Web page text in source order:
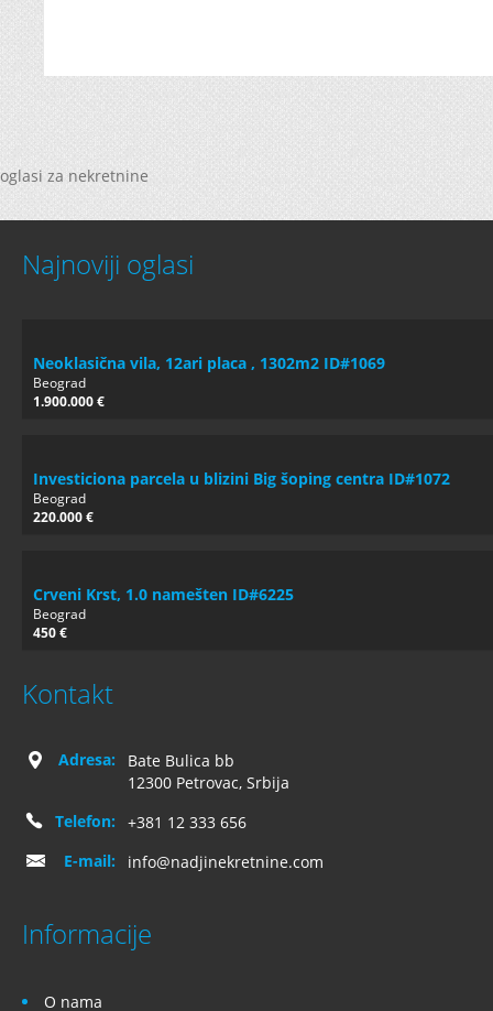
oglasi za nekretnine
Najnoviji oglasi
Neoklasična vila, 12ari placa , 1302m2 ID#1069
Beograd
1.900.000 €
Investiciona parcela u blizini Big šoping centra ID#1072
Beograd
220.000 €
Crveni Krst, 1.0 namešten ID#6225
Beograd
450 €
Kontakt
Adresa:
Bate Bulica bb
12300 Petrovac, Srbija
Telefon:
+381 12 333 656
E-mail:
info@nadjinekretnine.com
Informacije
O nama